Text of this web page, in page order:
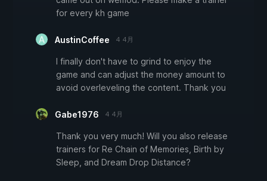
for every kh game
AustinCoffee 4 4月
I finally don't have to grind to enjoy the
game and can adjust the money amount to
avoid overleveling the content. Thank you
Gabe1976 4 4月
Thank you very much! Will you also release
trainers for Re Chain of Memories, Birth by
Sleep, and Dream Drop Distance?